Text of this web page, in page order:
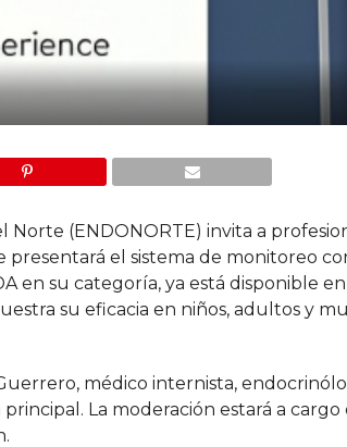
Norte (ENDONORTE) invita a
el sistema de monitoreo
en su categoría, ya está disponible en
su eficacia en niños, adultos y
médico internista,
La moderación estará a cargo